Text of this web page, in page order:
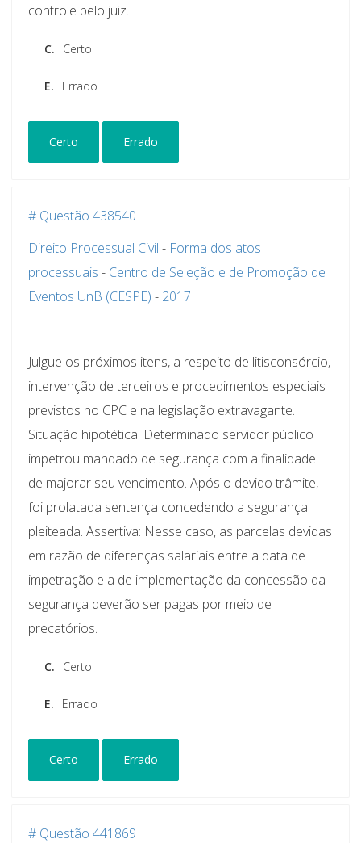
controle pelo juiz.
C. Certo
E. Errado
Certo Errado
# Questão 438540
Direito Processual Civil - Forma dos atos
processuais - Centro de Seleção e de Promoção de
Eventos UnB (CESPE) - 2017
Julgue os próximos itens, a respeito de litisconsórcio,
intervenção de terceiros e procedimentos especiais
previstos no CPC e na legislação extravagante.
Situação hipotética: Determinado servidor público
impetrou mandado de segurança com a finalidade
de majorar seu vencimento. Após o devido trâmite,
foi prolatada sentença concedendo a segurança
pleiteada. Assertiva: Nesse caso, as parcelas devidas
em razão de diferenças salariais entre a data de
impetração e a de implementação da concessão da
segurança deverão ser pagas por meio de
precatórios.
C. Certo
E. Errado
Certo Errado
# Questão 441869